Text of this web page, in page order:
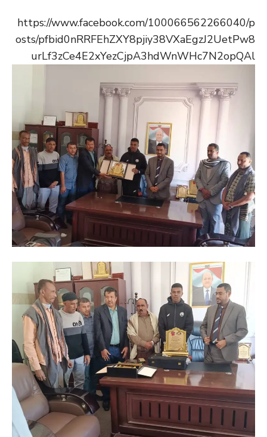
https://www.facebook.com/100066562266040/p
osts/pfbid0nRRFEhZXY8pjiy38VXaEgzJ2UetPw8
urLf3zCe4E2xYezCjpA3hdWnWHc7N2opQAl